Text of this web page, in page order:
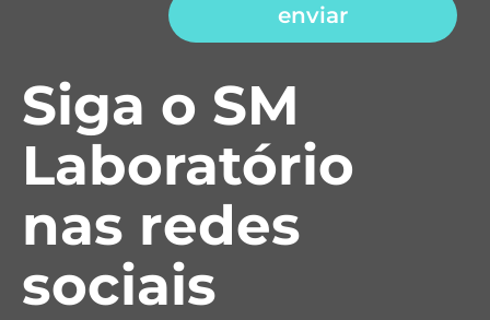
enviar
Siga o SM
Laboratório
nas redes
sociais